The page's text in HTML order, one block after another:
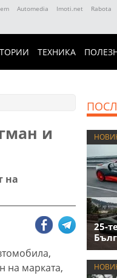
Automedia Imoti.net Rabota
ТЕХНИКА
и
на
на марката,
25-